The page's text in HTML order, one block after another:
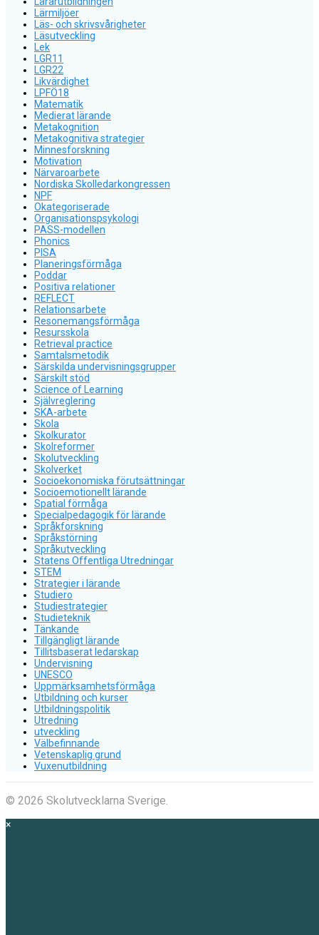
Lärmiljöer
Läs- och skrivsvårigheter
Läsutveckling
Lek
LGR11
LGR22
Likvärdighet
LPFÖ18
Matematik
Medierat lärande
Metakognition
Metakognitiva strategier
Minnesforskning
Motivation
Närvaroarbete
Nordiska Skolledarkongressen
NPF
Okategoriserade
Organisationspsykologi
PASS-modellen
Phonics
PISA
Planeringsförmåga
Poddar
Positiva relationer
REFLECT
Relationsarbete
Resonemangsförmåga
Resursskola
Retrieval practice
Samtalsmetodik
Särskilda undervisningsgrupper
Särskilt stöd
Science of Learning
Självreglering
SKA-arbete
Skola
Skolkurator
Skolreformer
Skolutveckling
Skolverket
Socioekonomiska förutsättningar
Socioemotionellt lärande
Spatial förmåga
Specialpedagogik för lärande
Språkforskning
Språkstörning
Språkutveckling
Statens Offentliga Utredningar
STEM
Strategier i lärande
Studiero
Studiestrategier
Studieteknik
Tänkande
Tillgängligt lärande
Tillitsbaserat ledarskap
Undervisning
UNESCO
Uppmärksamhetsförmåga
Utbildning och kurser
Utbildningspolitik
Utredning
utveckling
Välbefinnande
Vetenskaplig grund
Vuxenutbildning
© 2026 Skolutvecklarna Sverige.
×